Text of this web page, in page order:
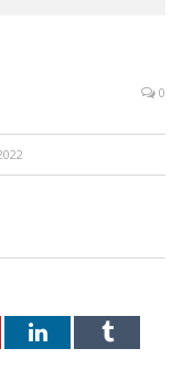
0
LinkedInTumblr